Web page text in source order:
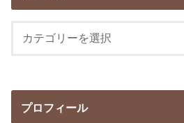
プロフィール